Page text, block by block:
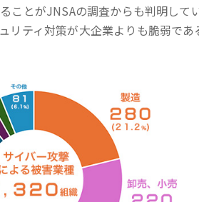
ことがJNSAの調査からも判明して
リティ対策が大企業よりも脆弱で